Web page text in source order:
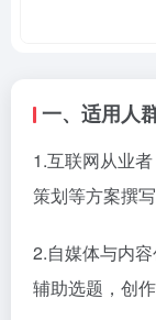
一、适用人
1.互联网从业
策划等方案撰
2.自媒体与内
辅助选题，创